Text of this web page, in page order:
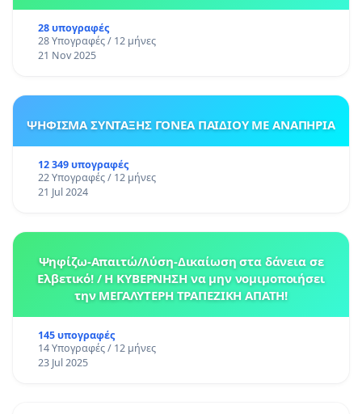
28 υπογραφές
28 Υπογραφές / 12 μήνες
21 Nov 2025
ΨΗΦΙΣΜΑ ΣΥΝΤΑΞΗΣ ΓΟΝΕΑ ΠΑΙΔΙΟΥ ΜΕ ΑΝΑΠΗΡΙΑ
12 349 υπογραφές
22 Υπογραφές / 12 μήνες
21 Jul 2024
Ψηφίζω-Απαιτώ/Λύση-Δικαίωση στα δάνεια σε
Ελβετικό! / Η ΚΥΒΕΡΝΗΣΗ να μην νομιμοποιήσει
την ΜΕΓΑΛΥΤΕΡΗ ΤΡΑΠΕΖΙΚΗ ΑΠΑΤΗ!
145 υπογραφές
14 Υπογραφές / 12 μήνες
23 Jul 2025